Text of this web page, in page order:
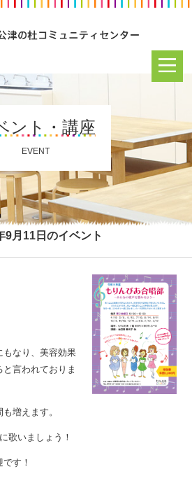
ント・講座
EVENT
9月11日のイベント
もなり、美容効果
言われておりま
増えます。
歌いましょう！
す！